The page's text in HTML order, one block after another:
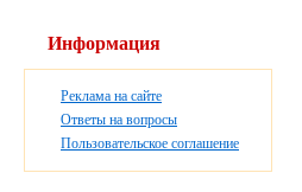
Информация
Реклама на сайте
Ответы на вопросы
Пользовательское соглашение